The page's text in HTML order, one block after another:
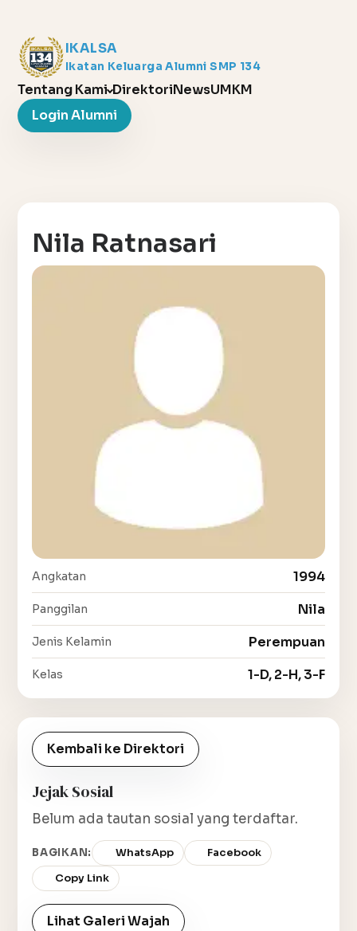
IKALSA
Ikatan Keluarga Alumni SMP 134
Tentang Kami DirektoriNewsUMKM
Login Alumni
Nila Ratnasari
Angkatan 1994
Panggilan Nila
Jenis Kelamin Perempuan
Kelas 1-D, 2-H, 3-F
Kembali ke Direktori
Jejak Sosial
Belum ada tautan sosial yang terdaftar.
BAGIKAN: WhatsApp
Facebook
Copy Link
Lihat Galeri Wajah